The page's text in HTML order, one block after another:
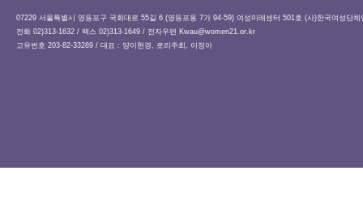
07229 서울특별시 영등포구 국회대로 55길 6 (영등포동 7가 94-59) 여성미래센터 501호 (사)한국여성단체
전화 02)313-1632 / 팩스 02)313-1649 / 전자우편 Kwau@women21.or.kr
고유번호 203-82-33289 / 대표 : 양이현경, 로리주희, 이정아